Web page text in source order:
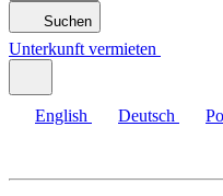
Suchen
Unterkunft vermieten
English Deutsch